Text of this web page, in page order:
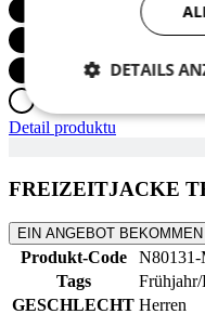
Detail produktu
FREIZEITJACKE
EIN ANGEBOT BEKOMMEN
Produkt-Code
Tags
GESCHLECHT Herren
DETAILS
Notwendig